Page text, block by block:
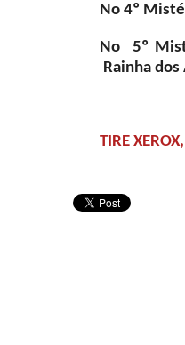
No 4º
No 5º
Rainha
TIRE